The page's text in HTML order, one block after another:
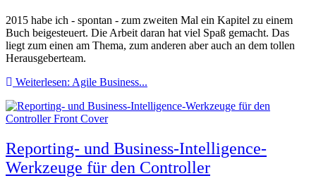
2015 habe ich - spontan - zum zweiten Mal ein Kapitel zu einem
Buch beigesteuert. Die Arbeit daran hat viel Spaß gemacht. Das
liegt zum einen am Thema, zum anderen aber auch an dem tollen
Herausgeberteam.
Weiterlesen: Agile Business...
Reporting- und Business-Intelligence-
Werkzeuge für den Controller